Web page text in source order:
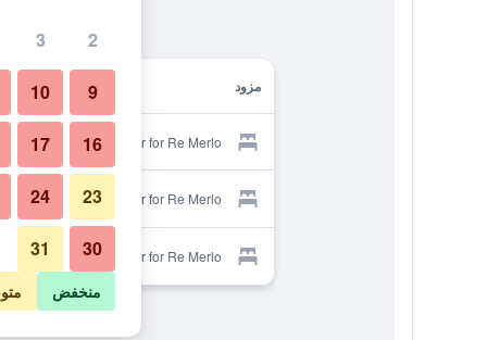
مزود
Provider for Re Merlo
Provider for Re Merlo
Provider for Re Merlo
2
3
9
10
16
17
23
24
30
31
منخفض